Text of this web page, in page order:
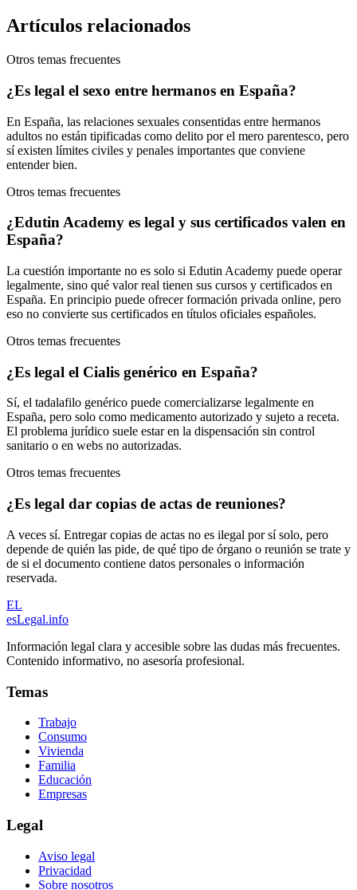
Artículos relacionados
Otros temas frecuentes
¿Es legal el sexo entre hermanos en España?
En España, las relaciones sexuales consentidas entre hermanos
adultos no están tipificadas como delito por el mero parentesco, pero
sí existen límites civiles y penales importantes que conviene
entender bien.
Otros temas frecuentes
¿Edutin Academy es legal y sus certificados valen en
España?
La cuestión importante no es solo si Edutin Academy puede operar
legalmente, sino qué valor real tienen sus cursos y certificados en
España. En principio puede ofrecer formación privada online, pero
eso no convierte sus certificados en títulos oficiales españoles.
Otros temas frecuentes
¿Es legal el Cialis genérico en España?
Sí, el tadalafilo genérico puede comercializarse legalmente en
España, pero solo como medicamento autorizado y sujeto a receta.
El problema jurídico suele estar en la dispensación sin control
sanitario o en webs no autorizadas.
Otros temas frecuentes
¿Es legal dar copias de actas de reuniones?
A veces sí. Entregar copias de actas no es ilegal por sí solo, pero
depende de quién las pide, de qué tipo de órgano o reunión se trate y
de si el documento contiene datos personales o información
reservada.
EL
esLegal.info
Información legal clara y accesible sobre las dudas más frecuentes.
Contenido informativo, no asesoría profesional.
Temas
Trabajo
Consumo
Vivienda
Familia
Educación
Empresas
Legal
Aviso legal
Privacidad
Sobre nosotros